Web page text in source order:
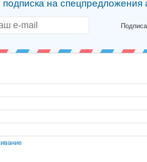
подписка на спецпредложения